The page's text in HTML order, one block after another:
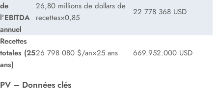
de
l’EBITDA
annuel
26,80 millions de dollars de
recettes×0,85
22 778 368 USD
Recettes
totales (25
ans)
26 798 080 $/an×25 ans 669.952.000 USD
PV – Données clés